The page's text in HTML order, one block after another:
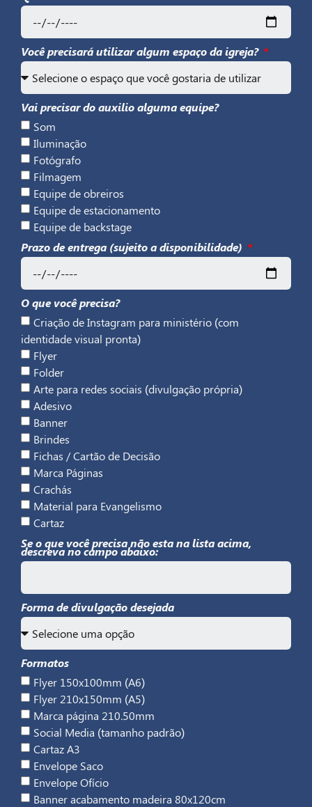
Você precisará utilizar algum espaço da igreja?
Vai precisar do auxilio alguma equipe?
Som
Iluminação
Fotógrafo
Filmagem
Equipe de obreiros
Equipe de estacionamento
Equipe de backstage
Prazo de entrega (sujeito a disponibilidade)
O que você precisa?
Criação de Instagram para ministério (com
identidade visual pronta)
Flyer
Folder
Arte para redes sociais (divulgação própria)
Adesivo
Banner
Brindes
Fichas / Cartão de Decisão
Marca Páginas
Crachás
Material para Evangelismo
Cartaz
Se o que você precisa não esta na lista acima,
descreva no campo abaixo:
Forma de divulgação desejada
Formatos
Flyer 150x100mm (A6)
Flyer 210x150mm (A5)
Marca página 210.50mm
Social Media (tamanho padrão)
Cartaz A3
Envelope Saco
Envelope Ofício
Banner acabamento madeira 80x120cm